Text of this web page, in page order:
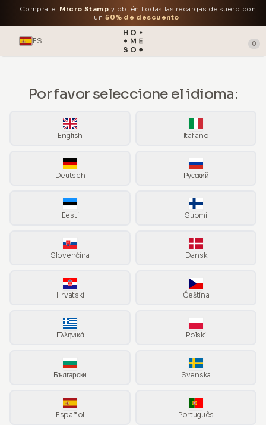
Compra el Micro Stamp y obtén todas las recargas de suero con
un50% de descuento.
ES 0
Por favor seleccione el idioma:
English Italiano
Deutsch Русский
Eesti Suomi
Slovenčina Dansk
Hrvatski Čeština
Ελληνικά Polski
Български Svenska
Español Português